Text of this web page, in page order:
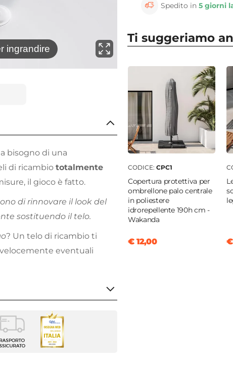
ingrandire ⚲
bisogno di una
di ricambio totalmente
il gioco è fatto.
di rinnovare il look del
sostituendo il telo.
? Un telo di ricambio ti
eventuali
cm
per ombrellone
Spedito in5 giorni
Ti suggeriamo
CODICE: CPC1
Copertura protettiva per
ombrellone palo centrale
in poliestere
idrorepellente 190h cm -
Wakanda
€ 12,00 €